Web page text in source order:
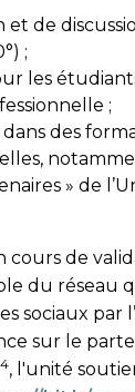
et de
;
les
;
des
» de
cours de
du réseau
sociaux par
sur le
, l'unité